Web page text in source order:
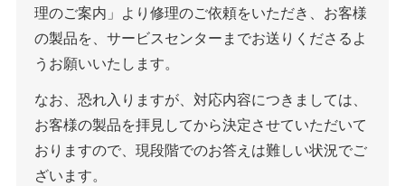
理のご案内」より修理のご依頼をいただき、お客様
の製品を、サービスセンターまでお送りくださるよ
うお願いいたします。
なお、恐れ入りますが、対応内容につきましては、
お客様の製品を拝見してから決定させていただいて
おりますので、現段階でのお答えは難しい状況でご
ざいます。